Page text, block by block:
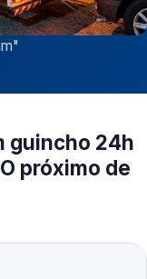
"
guincho 24h
próximo de